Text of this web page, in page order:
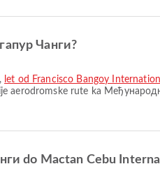
Чанги?
let od Francisco Bangoy
aerodromske rute ka
do Mactan Cebu